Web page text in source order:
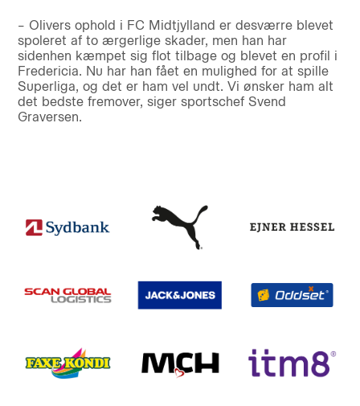
– Olivers ophold i FC Midtjylland er desværre blevet
spoleret af to ærgerlige skader, men han har
sidenhen kæmpet sig flot tilbage og blevet en profil i
Fredericia. Nu har han fået en mulighed for at spille
Superliga, og det er ham vel undt. Vi ønsker ham alt
det bedste fremover, siger sportschef Svend
Graversen.